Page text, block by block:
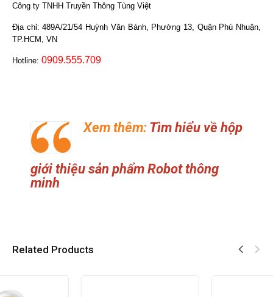
Công ty TNHH Truyền Thông Tùng Việt
Địa chỉ: 489A/21/54 Huỳnh Văn Bánh, Phường 13, Quận Phú Nhuận,
TP.HCM, VN
Hotline: 0909.555.709
Xem thêm: Tìm hiểu về hộp
giới thiệu sản phẩm Robot thông
minh
Related Products